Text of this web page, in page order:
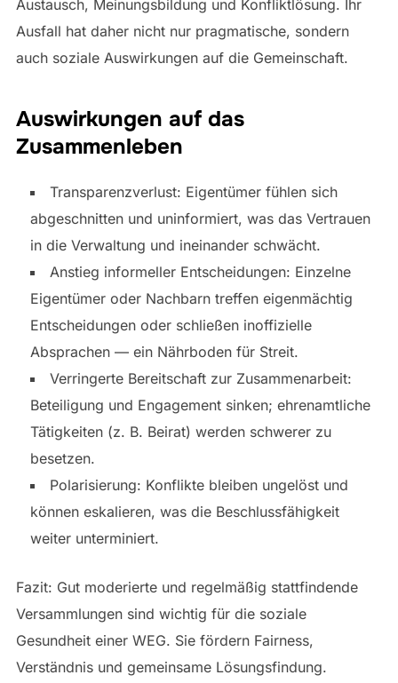
Austausch, Meinungsbildung und Konfliktlösung. Ihr
Ausfall hat daher nicht nur pragmatische, sondern
auch soziale Auswirkungen auf die Gemeinschaft.
Auswirkungen auf das
Zusammenleben
Transparenzverlust: Eigentümer fühlen sich
abgeschnitten und uninformiert, was das Vertrauen
in die Verwaltung und ineinander schwächt.
Anstieg informeller Entscheidungen: Einzelne
Eigentümer oder Nachbarn treffen eigenmächtig
Entscheidungen oder schließen inoffizielle
Absprachen — ein Nährboden für Streit.
Verringerte Bereitschaft zur Zusammenarbeit:
Beteiligung und Engagement sinken; ehrenamtliche
Tätigkeiten (z. B. Beirat) werden schwerer zu
besetzen.
Polarisierung: Konflikte bleiben ungelöst und
können eskalieren, was die Beschlussfähigkeit
weiter unterminiert.
Fazit: Gut moderierte und regelmäßig stattfindende
Versammlungen sind wichtig für die soziale
Gesundheit einer WEG. Sie fördern Fairness,
Verständnis und gemeinsame Lösungsfindung.